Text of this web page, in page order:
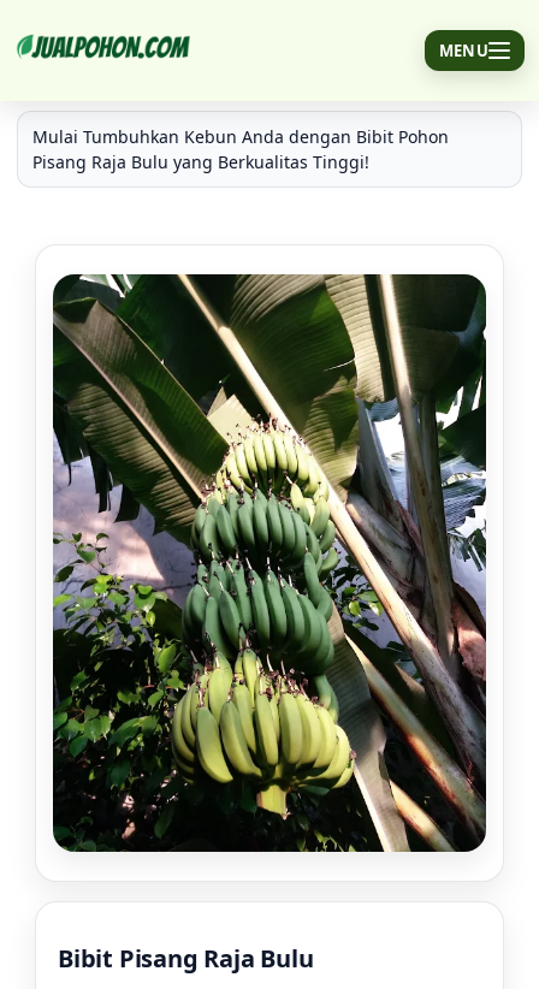
MENU
Bibit Pohon Pisang Raja Bulu Langsung Kirim
Mulai Tumbuhkan Kebun Anda dengan Bibit Pohon
Pisang Raja Bulu yang Berkualitas Tinggi!
Bibit Pisang Raja Bulu